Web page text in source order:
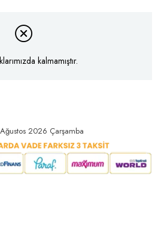
kalmamıştır.
2026 Çarşamba